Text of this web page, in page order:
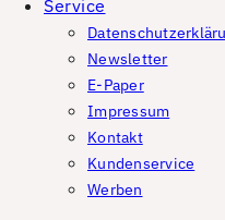
Service
Newsletter
E-Paper
Impressum
Kontakt
Kundenservice
Werben